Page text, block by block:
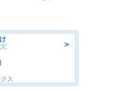
＞
ス